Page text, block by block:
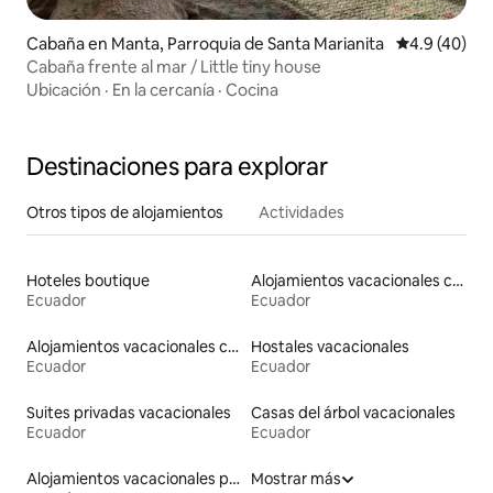
Cabaña en Manta, Parroquia de Santa Marianita Calificación
4.9 (40)
Cabaña frente al mar / Little tiny house
Ubicación · En la cercanía · Cocina
Destinaciones para explorar
Otros tipos de alojamientos Actividades
Hoteles boutique
Ecuador
Alojamientos vacacionales con piscina
Ecuador
Alojamientos vacacionales con entrada y salida de pistas de esquí
Ecuador
Hostales vacacionales
Ecuador
Suites privadas vacacionales
Ecuador
Casas del árbol vacacionales
Ecuador
Alojamientos vacacionales para familias
Mostrar más